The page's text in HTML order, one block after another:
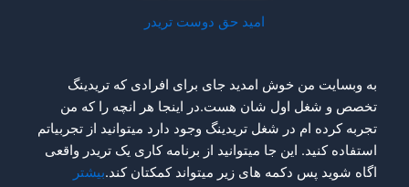
امید حق دوست تریدر
به وبسایت من خوش امدید جای برای افرادی که تریدینگ
تخصص و شغل اول شان هست.در اینجا هر انچه را که من
تجربه کرده ام در شغل تریدینگ وجود دارد میتوانید از تجربیاتم
استفاده کنید. این جا میتوانید از برنامه کاری یک تریدر واقعی
اگاه شوید پس دکمه های زیر میتواند کمکتان کند.بیشتر